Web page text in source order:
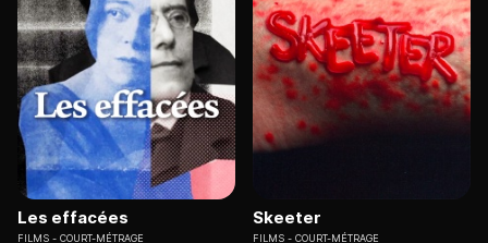
Les effacées
FILMS COURT-MÉTRAGE
Skeeter
FILMS COURT-MÉTRAGE